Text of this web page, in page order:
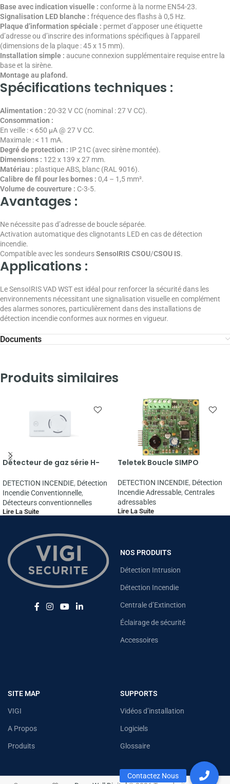
Base avec indication visuelle : conforme à la norme EN54-23.
Signalisation LED blanche : fréquence des flashs à 0,5 Hz.
Plaque d’information spéciale : permet d’apposer une étiquette
d’adresse ou d’inscrire des informations spécifiques à l’appareil
(dimensions de la plaque : 45 x 15 mm).
Installation simple : aucune connexion supplémentaire requise entre la
base et la sirène.
Montage au plafond.
Spécifications techniques :
Alimentation : 20-32 V CC (nominal : 27 V CC).
Consommation :
En veille : < 650 µA @ 27 V CC.
Maximale : < 11 mA.
Degré de protection : IP 21C (avec sirène montée).
Dimensions : 122 x 139 x 27 mm.
Matériau : plastique ABS, blanc (RAL 9016).
Calibre de fil pour les bornes : 0,4 – 1,5 mm².
Volume de couverture : C-3-5.
Avantages :
Ne nécessite pas d’adresse de boucle séparée.
Activation automatique des clignotants LED en cas de détection
incendie.
Compatible avec les sondeursSensoIRIS CSOU/CSOU IS.
Applications :
Le SensoIRIS VAD WST est idéal pour renforcer la sécurité dans les
environnements nécessitant une signalisation visuelle en complément
des alarmes sonores, particulièrement dans des installations de
détection incendie conformes aux normes en vigueur.
Documents
Produits similaires
Détecteur de gaz série H-
DETECTION INCENDIE, Détection
Incendie Conventionnelle,
Détecteurs conventionnelles
Lire La Suite
Teletek Boucle SIMPO
DETECTION INCENDIE, Détection
Incendie Adressable, Centrales
adressables
Lire La Suite
NOS PRODUITS
Détection Intrusion
Détection Incendie
Centrale d’Extinction
Éclairage de sécurité
Accessoires
SITE MAP
VIGI
A Propos
Produits
SUPPORTS
Vidéos d’installation
Logiciels
Glossaire